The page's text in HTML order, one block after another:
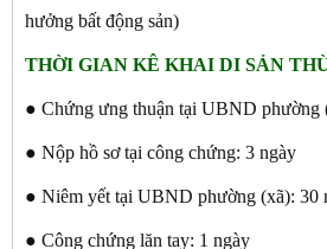
hưởng bất động sản)
THỜI GIAN KÊ KHAI DI SẢN
● Chứng ưng thuận tại UBND phường
● Nộp hồ sơ tại công chứng: 3 ngày
● Niêm yết tại UBND phường (xã): 30
● Công chứng lăn tay: 1 ngày